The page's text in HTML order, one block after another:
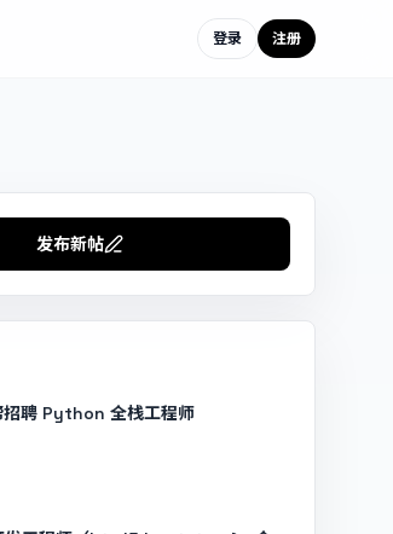
登录 注册
发布新帖
招聘 Python 全栈工程师